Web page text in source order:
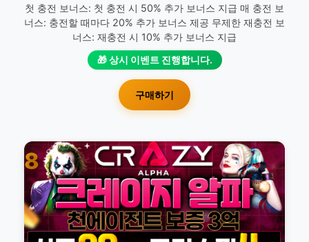
첫 충전 보너스: 첫 충전 시 50% 추가 보너스 지급 매 충전 보
너스: 충전할 때마다 20% 추가 보너스 제공 무제한 재충전 보
너스: 재충전 시 10% 추가 보너스 지급
🎁 상시 이벤트 진행합니다.
구매하기
8